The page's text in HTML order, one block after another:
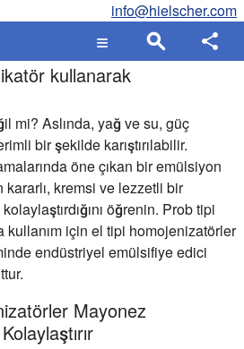
info@hielscher.com
kullanarak
mi? Aslında, yağ ve su, güç
bir şekilde karıştırılabilir.
öne çıkan bir emülsiyon
kremsi ve lezzetli bir
öğrenin. Prob tipi
kullanım için el tipi homojenizatörler
endüstriyel emülsifiye edici
Mayonez